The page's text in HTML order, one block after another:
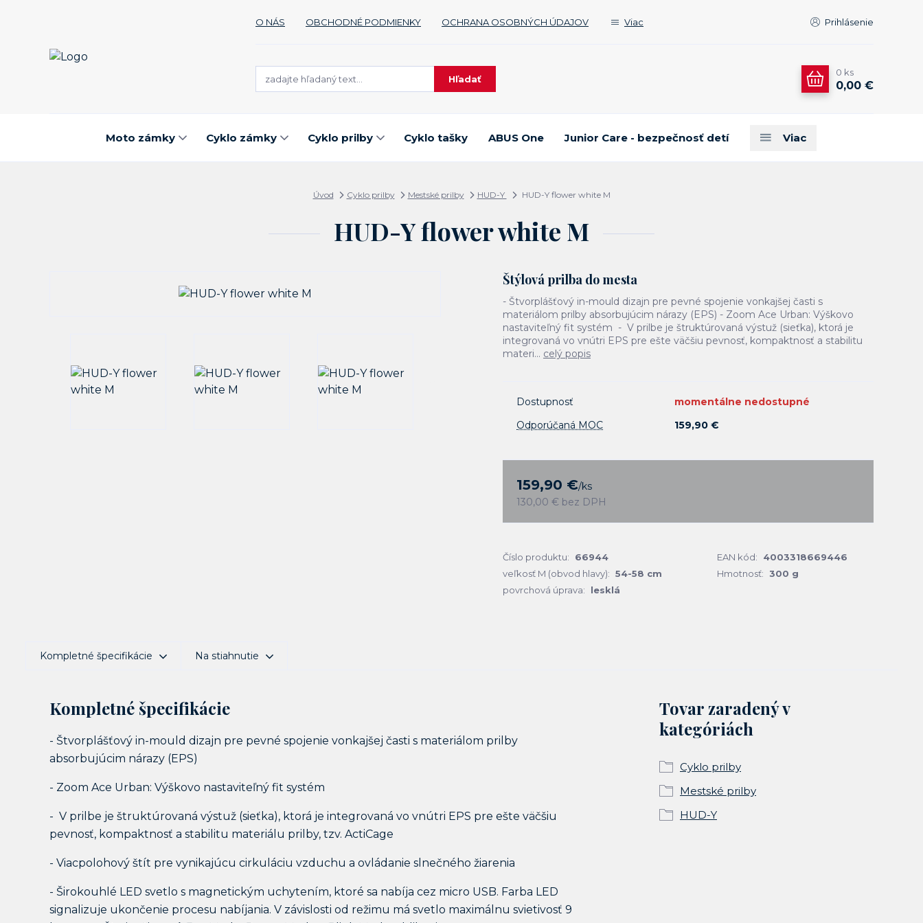
O NÁS OBCHODNÉ PODMIENKY OCHRANA OSOBNÝCH ÚDAJOV Viac Prihlásenie
Hľadať
0 ks
0,00 €
Moto zámky Cyklo zámky Cyklo prilby Cyklo tašky ABUS One Junior Care - bezpečnosť detí Viac
Úvod Cyklo prilby Mestské prilby HUD-Y HUD-Y flower white M
HUD-Y flower white M
Štýlová prilba do mesta
- Štvorplášťový in-mould dizajn pre pevné spojenie vonkajšej časti s
materiálom prilby absorbujúcim nárazy (EPS) - Zoom Ace Urban: Výškovo
nastaviteľný fit systém - V prilbe je štruktúrovaná výstuž (sieťka), ktorá je
integrovaná vo vnútri EPS pre ešte väčšiu pevnosť, kompaktnosť a stabilitu
materi... celý popis
Dostupnosť
momentálne nedostupné
Odporúčaná MOC
159,90 €
159,90 €/ks
130,00 € bez DPH
Číslo produktu: 66944 EAN kód:
4003318669446
veľkosť M (obvod hlavy): 54-58 cm Hmotnosť:
300 g
povrchová úprava:
lesklá
Kompletné špecifikácie Na stiahnutie
Kompletné špecifikácie
- Štvorplášťový in-mould dizajn pre pevné spojenie vonkajšej časti s materiálom prilby
absorbujúcim nárazy (EPS)
- Zoom Ace Urban: Výškovo nastaviteľný fit systém
- V prilbe je štruktúrovaná výstuž (sieťka), ktorá je integrovaná vo vnútri EPS pre ešte väčšiu
pevnosť, kompaktnosť a stabilitu materiálu prilby, tzv. ActiCage
- Viacpolohový štít pre vynikajúcu cirkuláciu vzduchu a ovládanie slnečného žiarenia
- Širokouhlé LED svetlo s magnetickým uchytením, ktoré sa nabíja cez micro USB. Farba LED
signalizuje ukončenie procesu nabíjania. V závislosti od režimu má svetlo maximálnu svietivosť 9
Tovar zaradený v
kategóriách
Cyklo prilby
Mestské prilby
HUD-Y